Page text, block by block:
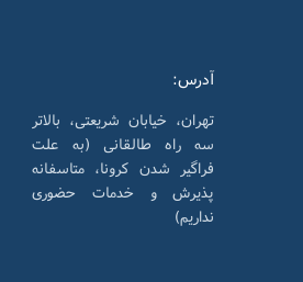
آدرس:
تهران، خیابان شریعتی، بالاتر
سه راه طالقانی (به علت
فراگیر شدن کرونا، متاسفانه
پذیرش و خدمات حضوری
نداریم)